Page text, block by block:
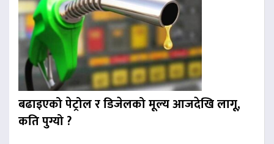
बढाइएको पेट्रोल र डिजेलको मूल्य आजदेखि लागू,
कति पुग्यो ?